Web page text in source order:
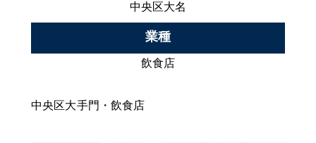
中央区大名
業種
飲食店
中央区大手門・飲食店